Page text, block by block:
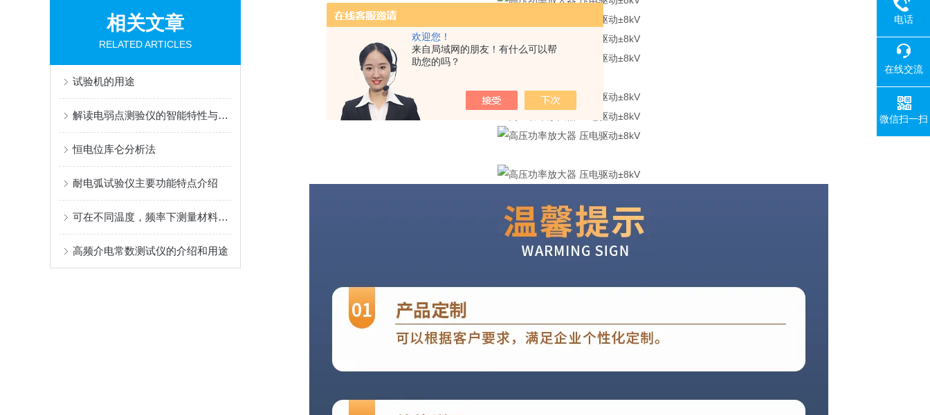
欢迎您！
来自局域网的朋友！有什么可以帮
助您的吗？
相关文章
RELATED ARTICLES
试验机的用途
解读电弱点测验仪的智能特性与应用
恒电位库仑分析法
耐电弧试验仪主要功能特点介绍
可在不同温度，频率下测量材料的介电常数及介质损耗因数的系统？
高频介电常数测试仪的介绍和用途
电话
在线交流
微信扫一扫